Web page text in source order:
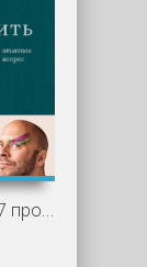
Как жить: 27 противоречивых ответов и